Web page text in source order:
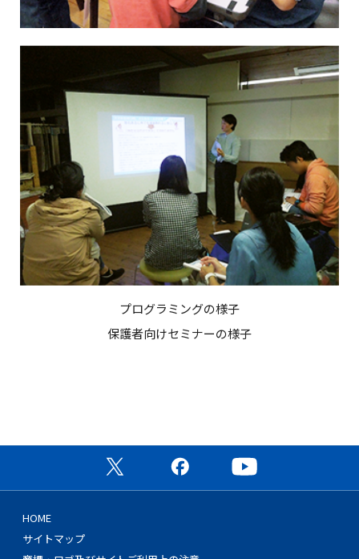
プログラミングの様子
保護者向けセミナーの様子
公式X（旧Twitter）ページ
公式Facebookページ
HOME
サイトマップ